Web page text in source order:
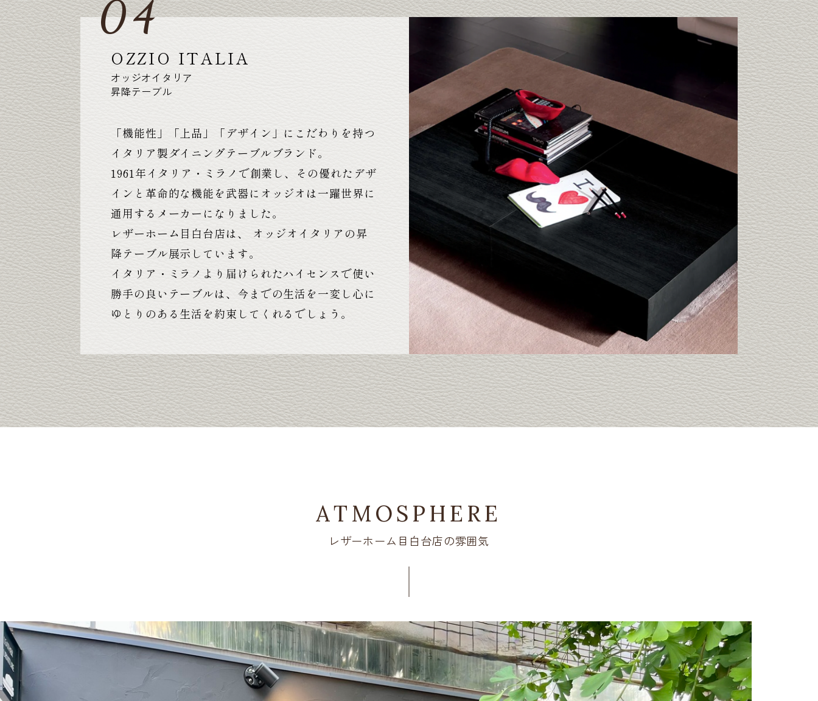
OZZIO ITALIA
オッジオイタリア
昇降テーブル
「機能性」「上品」「デザイン」にこだわりを持つ
イタリア製ダイニングテーブルブランド。
1961年イタリア・ミラノで創業し、その優れたデザ
インと革命的な機能を武器にオッジオは一躍世界に
通用するメーカーになりました。
レザーホーム目白台店は、 オッジオイタリアの昇
降テーブル展示しています。
イタリア・ミラノより届けられたハイセンスで使い
勝手の良いテーブルは、今までの生活を一変し心に
ゆとりのある生活を約束してくれるでしょう。
ATMOSPHERE
レザーホーム目白台店の雰囲気